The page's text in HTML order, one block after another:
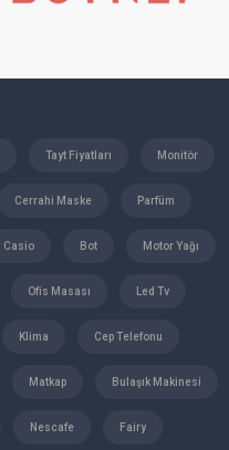
Tayt Fiyatları Monitör
Cerrahi Maske Parfüm
Casio Bot Motor Yağı
Ofis Masası Led Tv
Klima Cep Telefonu
Matkap Bulaşık Makinesi
Nescafe Fairy